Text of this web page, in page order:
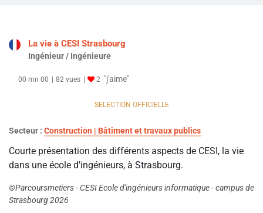
La vie à CESI Strasbourg
Ingénieur / Ingénieure
00 mn 00 82 vues 2 "j'aime"
SELECTION OFFICIELLE
Secteur : Construction | Bâtiment et travaux publics
Courte présentation des différents aspects de CESI, la vie
dans une école d'ingénieurs, à Strasbourg.
©Parcoursmetiers - CESI Ecole d'ingénieurs informatique - campus de
Strasbourg 2026